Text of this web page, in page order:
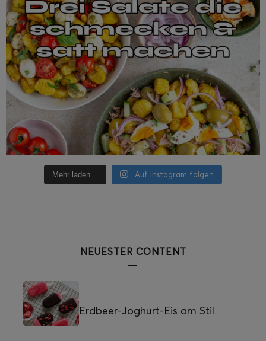
Mehr laden… Auf Instagram folgen
NEUESTER CONTENT
Erdbeer-Joghurt-Eis am Stil